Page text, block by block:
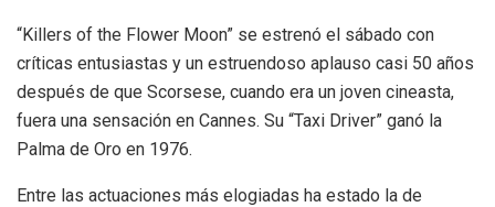
“Killers of the Flower Moon” se estrenó el sábado con
críticas entusiastas y un estruendoso aplauso casi 50 años
después de que Scorsese, cuando era un joven cineasta,
fuera una sensación en Cannes. Su “Taxi Driver” ganó la
Palma de Oro en 1976.
Entre las actuaciones más elogiadas ha estado la de